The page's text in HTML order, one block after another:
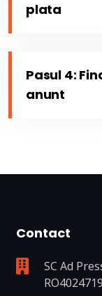
plata
Pasul 4:
anunt
Contact
SC Ad